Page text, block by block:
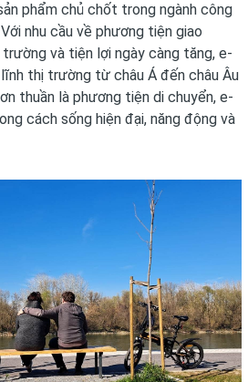
phẩm chủ chốt trong ngành công
nhu cầu về phương tiện giao
và tiện lợi ngày càng tăng, e-
thị trường từ châu Á đến châu Âu
thuần là phương tiện di chuyển, e-
cách sống hiện đại, năng động và